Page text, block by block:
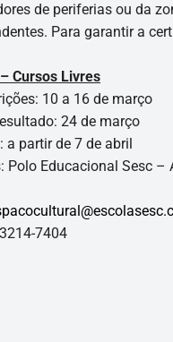
de periferias ou da
Para garantir a
Cursos Livres
10 a 16 de março
24 de março
a partir de 7 de abril
Polo Educacional Sesc
7404